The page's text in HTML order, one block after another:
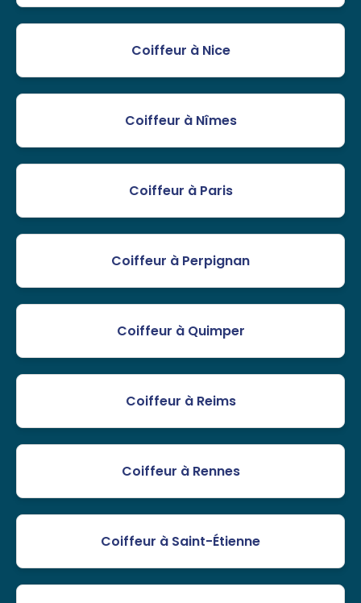
Coiffeur à Nice
Coiffeur à Nîmes
Coiffeur à Paris
Coiffeur à Perpignan
Coiffeur à Quimper
Coiffeur à Reims
Coiffeur à Rennes
Coiffeur à Saint-Étienne